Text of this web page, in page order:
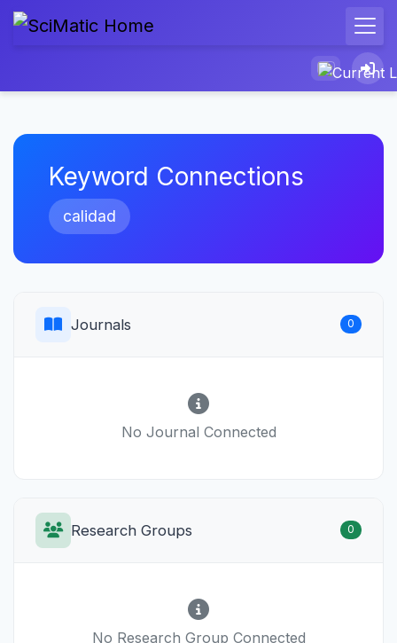
Keyword Connections
calidad
Journals 0
No Journal Connected
Research Groups 0
No Research Group Connected